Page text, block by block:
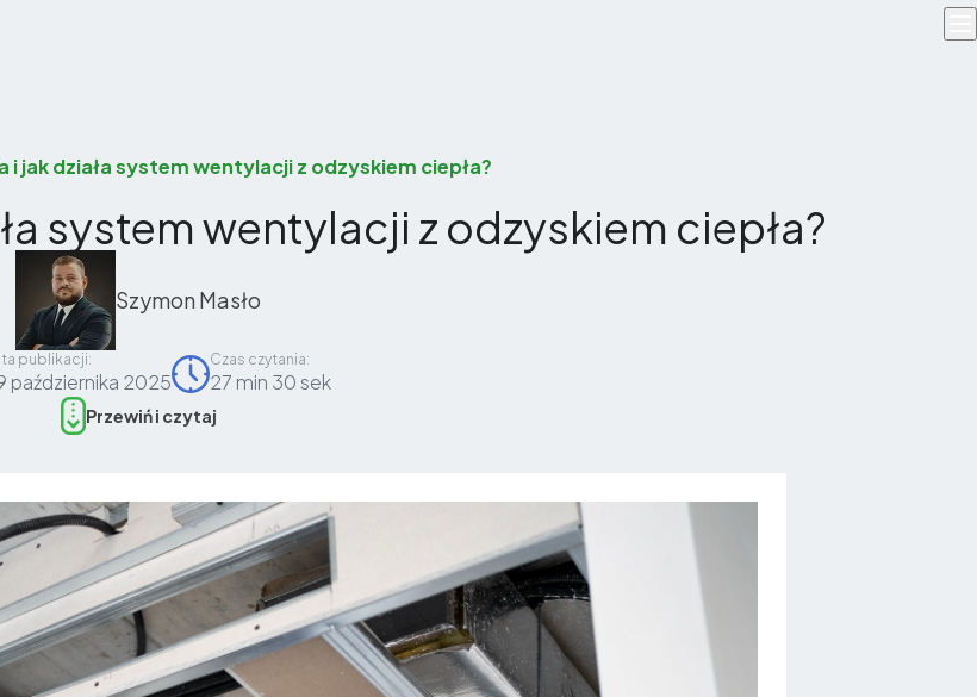
jak działa system wentylacji z odzyskiem ciepła?
system wentylacji z odzyskiem ciepła?
Szymon Masło
publikacji:
października 2025
Czas czytania:
27 min 30 sek
Przewiń i czytaj